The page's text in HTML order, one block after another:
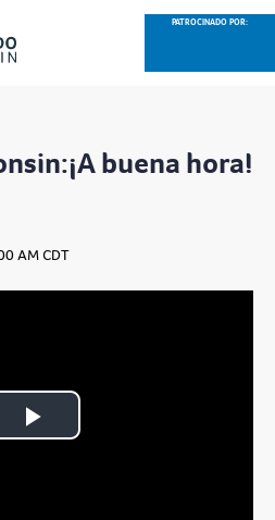
PATROCINADO POR:
buena hora!
AM CDT
Play